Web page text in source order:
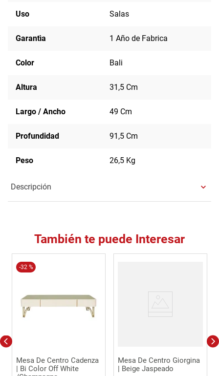
Uso Salas
Garantìa 1 Año de Fabrica
Color Bali
Altura 31,5 Cm
Largo / Ancho 49 Cm
Profundidad 91,5 Cm
Peso 26,5 Kg
Descripción
También te puede Interesar
-32 %
Mesa De Centro Cadenza
| Bi Color Off White
Mesa De Centro Giorgina
| Beige Jaspeado